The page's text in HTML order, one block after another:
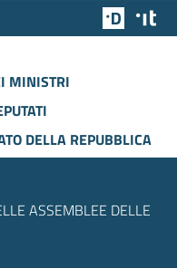
Team
MINISTRI
DELLA REPUBBLICA
ASSEMBLEE DELLE